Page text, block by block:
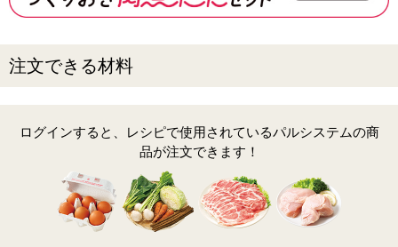
注文できる材料
ログインすると、レシピで使用されているパルシステムの商
品が注文できます！